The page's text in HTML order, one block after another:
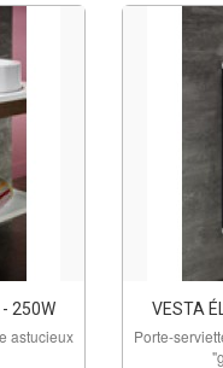
- 250W
astucieux
VESTA
Porte-